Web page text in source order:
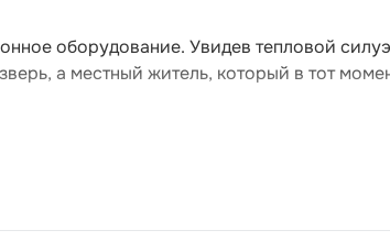
оборудование. Увидев тепловой
а местный житель, который в тот